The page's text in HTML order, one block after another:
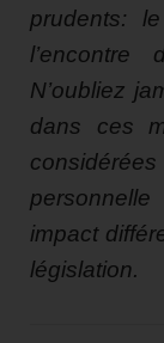
prudents:
N’oubliez
dans ces
impact
législation.